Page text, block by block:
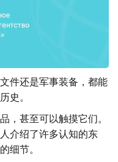
件还是军事装备，都能
史。
，甚至可以触摸它们。
介绍了许多认知的东
细节。